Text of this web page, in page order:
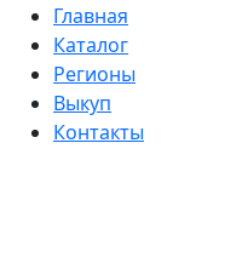
Главная
Каталог
Регионы
Выкуп
Контакты